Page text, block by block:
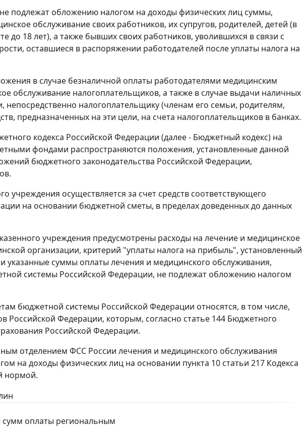
не подлежат обложению налогом на доходы физических лиц суммы,
обслуживание своих работников, их супругов, родителей, детей (в
до 18 лет), а также бывших своих работников, уволившихся в связи с
оставшиеся в распоряжении работодателей после уплаты налога на
в случае безналичной оплаты работодателями медицинским
обслуживание налогоплательщиков, а также в случае выдачи наличных
непосредственно налогоплательщику (членам его семьи, родителям,
предназначенных на эти цели, на счета налогоплательщиков в банках.
кодекса Российской Федерации (далее - Бюджетный кодекс) на
фондами распространяются положения, установленные данной
бюджетного законодательства Российской Федерации,
учреждения осуществляется за счет средств соответствующего
на основании бюджетной сметы, в пределах доведенных до данных
учреждения предусмотрены расходы на лечение и медицинское
организации, критерий "уплаты налога на прибыль", установленный
указанные суммы оплаты лечения и медицинского обслуживания,
системы Российской Федерации, не подлежат обложению налогом
бюджетной системы Российской Федерации относятся, в том числе,
Федерации, которым, согласно статье 144 Бюджетного
Российской Федерации.
отделением ФСС России лечения и медицинского обслуживания
на доходы физических лиц на основании пункта 10 статьи 217 Кодекса
нормой.
оплаты региональным